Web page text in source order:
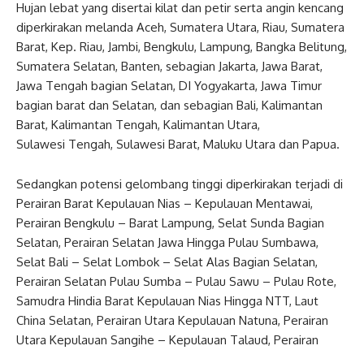
Hujan lebat yang disertai kilat dan petir serta angin kencang
diperkirakan melanda Aceh, Sumatera Utara, Riau, Sumatera
Barat, Kep. Riau, Jambi, Bengkulu, Lampung, Bangka Belitung,
Sumatera Selatan, Banten, sebagian Jakarta, Jawa Barat,
Jawa Tengah bagian Selatan, DI Yogyakarta, Jawa Timur
bagian barat dan Selatan, dan sebagian Bali, Kalimantan
Barat, Kalimantan Tengah, Kalimantan Utara,
Sulawesi Tengah, Sulawesi Barat, Maluku Utara dan Papua.
Sedangkan potensi gelombang tinggi diperkirakan terjadi di
Perairan Barat Kepulauan Nias – Kepulauan Mentawai,
Perairan Bengkulu – Barat Lampung, Selat Sunda Bagian
Selatan, Perairan Selatan Jawa Hingga Pulau Sumbawa,
Selat Bali – Selat Lombok – Selat Alas Bagian Selatan,
Perairan Selatan Pulau Sumba – Pulau Sawu – Pulau Rote,
Samudra Hindia Barat Kepulauan Nias Hingga NTT, Laut
China Selatan, Perairan Utara Kepulauan Natuna, Perairan
Utara Kepulauan Sangihe – Kepulauan Talaud, Perairan